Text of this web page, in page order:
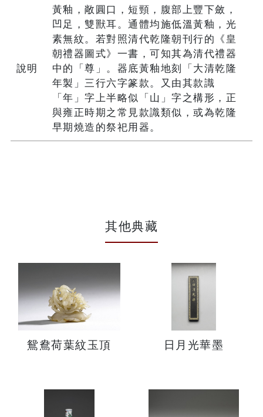
說明
黃釉，敞圓口，短頸，腹部上豐下斂，
凹足，雙獸耳。通體均施低溫黃釉，光
素無紋。若對照清代乾隆朝刊行的《皇
朝禮器圖式》一書，可知其為清代禮器
中的「尊」。器底黃釉地刻「大清乾隆
年製」三行六字篆款。又由其款識
「年」字上半略似「山」字之構形，正
與雍正時期之常見款識類似，或為乾隆
早期燒造的祭祀用器。
其他典藏
鴛鴦荷葉紋玉頂 日月光華墨